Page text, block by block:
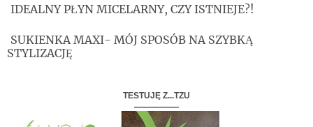
IDEALNY PŁYN MICELARNY, CZY ISTNIEJE?!
SUKIENKA MAXI- MÓJ SPOSÓB NA SZYBKĄ
STYLIZACJĘ
TESTUJĘ Z...TZU